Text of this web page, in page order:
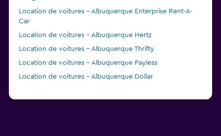
Location de voitures - Albuquerque Enterprise Rent-A-
Car
Location de voitures - Albuquerque Hertz
Location de voitures - Albuquerque Thrifty
Location de voitures - Albuquerque Payless
Location de voitures - Albuquerque Dollar